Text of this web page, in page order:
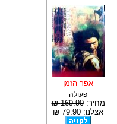
אפר הזמן
פעולה
מחיר:169.90 ₪
אצלנו: 79.90 ₪